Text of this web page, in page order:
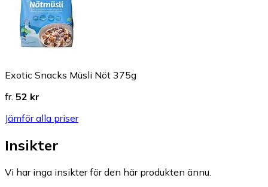
Exotic Snacks Müsli Nöt 375g
fr. 52 kr
Jämför alla priser
Insikter
Vi har inga insikter för den här produkten ännu.